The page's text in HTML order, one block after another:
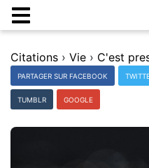
Citations › Vie ›
PARTAGER SUR FACEBOOK
TUMBLR GOOGLE